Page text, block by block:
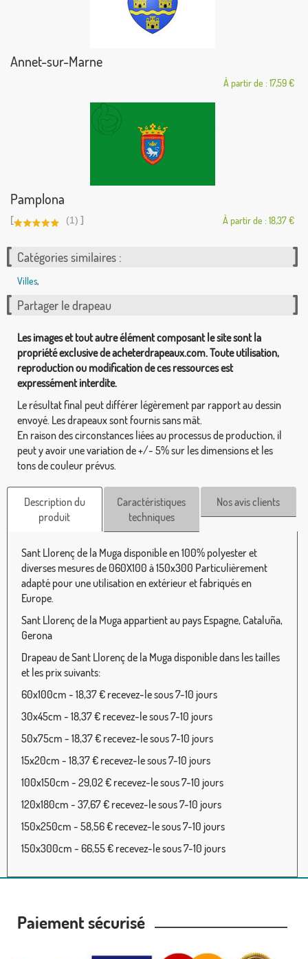
Annet-sur-Marne
À partir de : 17,59 €
Pamplona
[ (1) ] À partir de : 18,37 €
Catégories similaires :
Villes,
Partager le drapeau
Les images et tout autre élément composant le site sont la
propriété exclusive de acheterdrapeaux.com. Toute utilisation,
reproduction ou modification de ces ressources est
expressément interdite.
Le résultat final peut différer légèrement par rapport au dessin
envoyé. Les drapeaux sont fournis sans mât.
En raison des circonstances liées au processus de production, il
peut y avoir une variation de +/- 5% sur les dimensions et les
tons de couleur prévus.
Description du
produit
Caractéristiques
techniques
Nos avis clients
Sant Llorenç de la Muga disponible en 100% polyester et
diverses mesures de 060X100 à 150x300 Particulièrement
adapté pour une utilisation en extérieur et fabriqués en
Europe.
Sant Llorenç de la Muga appartient au pays Espagne, Cataluña,
Gerona
Drapeau de Sant Llorenç de la Muga disponible dans les tailles
et les prix suivants:
60x100cm - 18,37 € recevez-le sous 7-10 jours
30x45cm - 18,37 € recevez-le sous 7-10 jours
50x75cm - 18,37 € recevez-le sous 7-10 jours
15x20cm - 18,37 € recevez-le sous 7-10 jours
100x150cm - 29,02 € recevez-le sous 7-10 jours
120x180cm - 37,67 € recevez-le sous 7-10 jours
150x250cm - 58,56 € recevez-le sous 7-10 jours
150x300cm - 66,55 € recevez-le sous 7-10 jours
Paiement sécurisé